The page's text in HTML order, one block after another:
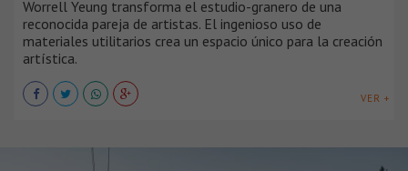
Worrell Yeung transforma el estudio-granero de una
reconocida pareja de artistas. El ingenioso uso de
materiales utilitarios crea un espacio único para la creación
artística.
VER +